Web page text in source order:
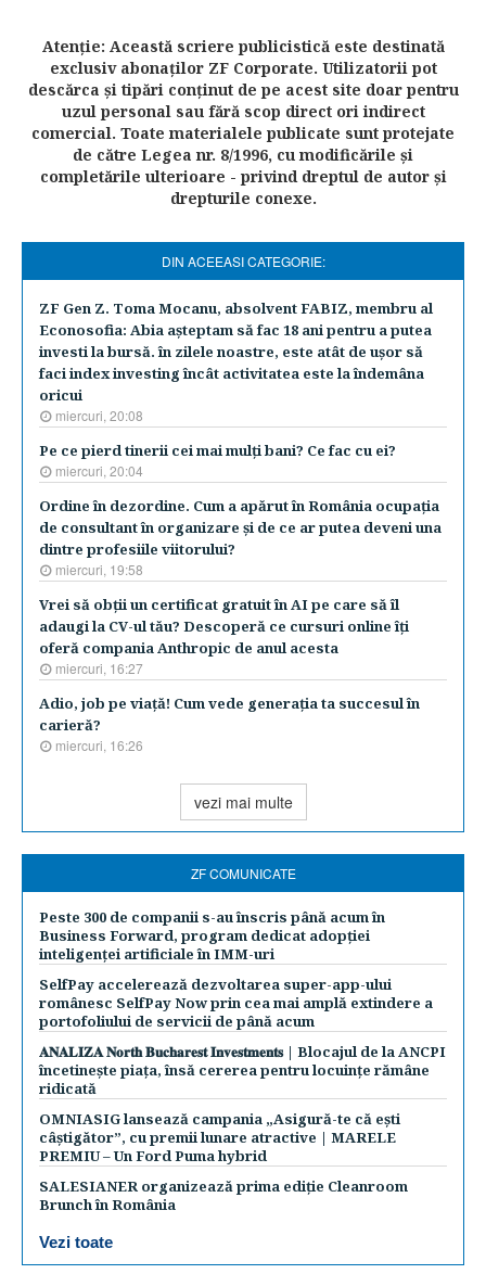
Atenţie: Această scriere publicistică este destinată
exclusiv abonaţilor ZF Corporate. Utilizatorii pot
descărca şi tipări conţinut de pe acest site doar pentru
uzul personal sau fără scop direct ori indirect
comercial. Toate materialele publicate sunt protejate
de către Legea nr. 8/1996, cu modificările şi
completările ulterioare - privind dreptul de autor şi
drepturile conexe.
DIN ACEEASI CATEGORIE:
ZF Gen Z. Toma Mocanu, absolvent FABIZ, membru al
Econosofia: Abia aşteptam să fac 18 ani pentru a putea
investi la bursă. în zilele noastre, este atât de uşor să
faci index investing încât activitatea este la îndemâna
oricui
miercuri, 20:08
Pe ce pierd tinerii cei mai mulţi bani? Ce fac cu ei?
miercuri, 20:04
Ordine în dezordine. Cum a apărut în România ocupaţia
de consultant în organizare şi de ce ar putea deveni una
dintre profesiile viitorului?
miercuri, 19:58
Vrei să obţii un certificat gratuit în AI pe care să îl
adaugi la CV-ul tău? Descoperă ce cursuri online îţi
oferă compania Anthropic de anul acesta
miercuri, 16:27
Adio, job pe viaţă! Cum vede generaţia ta succesul în
carieră?
miercuri, 16:26
vezi mai multe
ZF COMUNICATE
Peste 300 de companii s-au înscris până acum în
Business Forward, program dedicat adopției
inteligenței artificiale în IMM-uri
SelfPay accelerează dezvoltarea super-app-ului
românesc SelfPay Now prin cea mai amplă extindere a
portofoliului de servicii de până acum
𝐀𝐍𝐀𝐋𝐈𝐙𝐀 𝐍𝐨𝐫𝐭𝐡 𝐁𝐮𝐜𝐡𝐚𝐫𝐞𝐬𝐭 𝐈𝐧𝐯𝐞𝐬𝐭𝐦𝐞𝐧𝐭𝐬 | Blocajul de la ANCPI
încetinește piața, însă cererea pentru locuințe rămâne
ridicată
OMNIASIG lansează campania „Asigură-te că ești
câștigător”, cu premii lunare atractive | MARELE
PREMIU – Un Ford Puma hybrid
SALESIANER organizează prima ediție Cleanroom
Brunch în România
Vezi toate